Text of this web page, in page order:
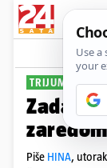
TRIJUMF POD
Zadar
Piše HINA,